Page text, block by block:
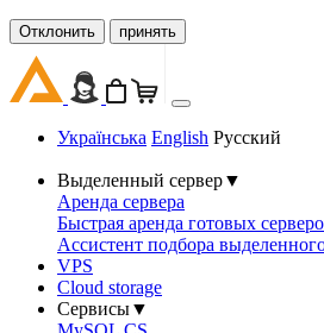
Oтклонить принять
Українська English Русский
Выделенный сервер▼
Аренда сервера
Быстрая аренда готовых
Ассистент подбора
VPS
Cloud storage
Сервисы▼